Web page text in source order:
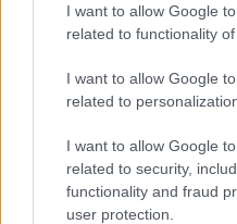
I want to allow Google
related to functionality
I want to allow Google
related to
I want to allow Google
related to security,
functionality and fraud
user protection.
Óceánok
küzdelem